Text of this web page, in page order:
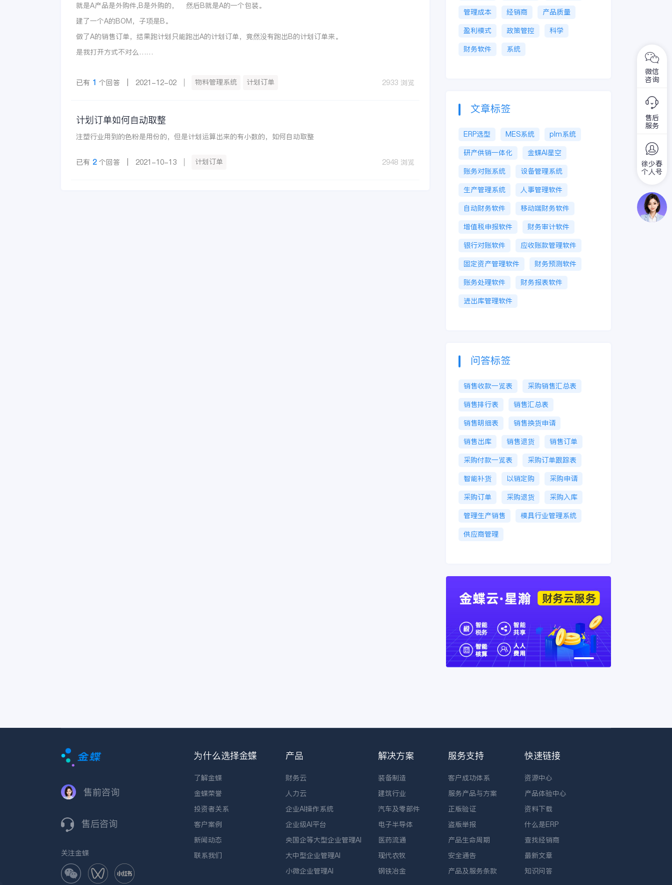
就是A产品是外购件,B是外购的， 然后B就是A的一个包装。
建了一个A的BOM，子项是B。
做了A的销售订单，结果跑计划只能跑出A的计划订单，竟然没有跑出B的计划订单来。
是我打开方式不对么……
已有 1 个回答 | 2021-12-02 物料管理系统 计划订单 2933 浏览
计划订单如何自动取整
注塑行业用到的色粉是用份的，但是计划运算出来的有小数的，如何自动取整
已有 2个回答 | 2021-10-13 计划订单 2948 浏览
管理成本
经销商
产品质量
盈利模式
政策管控
科学
财务软件
系统
文章标签
ERP选型 MES系统
plm系统
研产供销一体化
金蝶AI星空
账务对账系统
设备管理系统
生产管理系统
人事管理软件
自动财务软件
移动端财务软件
增值税申报软件
财务审计软件
银行对账软件
应收账款管理软件
固定资产管理软件
财务预测软件
账务处理软件
财务报表软件
进出库管理软件
问答标签
销售收款一览表
采购销售汇总表
销售排行表
销售汇总表
销售明细表
销售换货申请
销售出库
销售退货
销售订单
采购付款一览表
采购订单跟踪表
智能补货
以销定购
采购申请
采购订单
采购退货
采购入库
管理生产销售
模具行业管理系统
供应商管理
售前咨询
售后咨询
关注金蝶
为什么选择金蝶
了解金蝶
金蝶荣誉
投资者关系
客户案例
新闻动态
联系我们
产品
财务云
人力云
企业AI操作系统
企业级AI平台
央国企等大型企业管理AI
大中型企业管理AI
小微企业管理AI
解决方案
装备制造
建筑行业
汽车及零部件
电子半导体
医药流通
现代农牧
钢铁冶金
服务支持
客户成功体系
服务产品与方案
正版验证
盗版举报
产品生命周期
安全通告
产品及服务条款
快速链接
资源中心
产品体验中心
资料下载
什么是ERP
查找经销商
最新文章
知识问答
微信
咨询
售后
服务
徐少春
个人号